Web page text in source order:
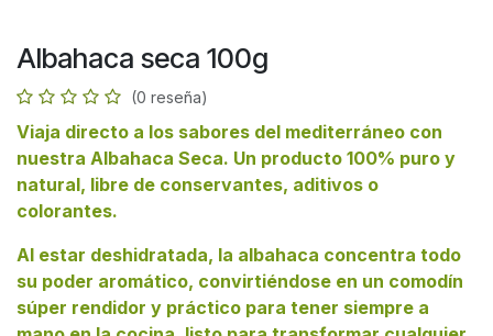
Albahaca seca 100g
(0 reseña)
Viaja directo a los sabores del mediterráneo con
nuestra Albahaca Seca. Un producto 100% puro y
natural, libre de conservantes, aditivos o
colorantes.
Al estar deshidratada, la albahaca concentra todo
su poder aromático, convirtiéndose en un comodín
súper rendidor y práctico para tener siempre a